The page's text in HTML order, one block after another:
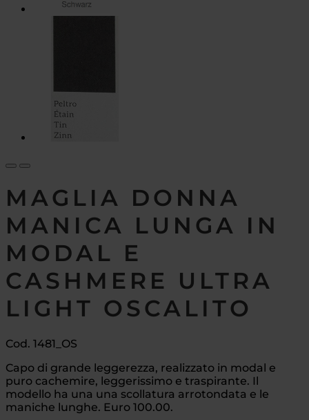
MAGLIA DONNA
MANICA LUNGA IN
MODAL E
CASHMERE ULTRA
LIGHT OSCALITO
Cod. 1481_OS
Capo di grande leggerezza, realizzato in modal e
puro cachemire, leggerissimo e traspirante. Il
modello ha una una scollatura arrotondata e le
maniche lunghe. Euro 100.00.